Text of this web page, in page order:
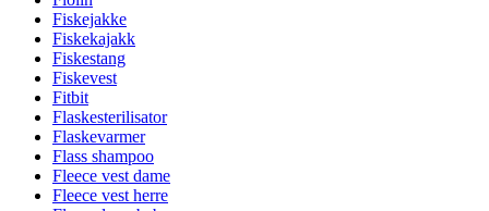
Fiskejakke
Fiskekajakk
Fiskestang
Fiskevest
Fitbit
Flaskesterilisator
Flaskevarmer
Flass shampoo
Fleece vest dame
Fleece vest herre